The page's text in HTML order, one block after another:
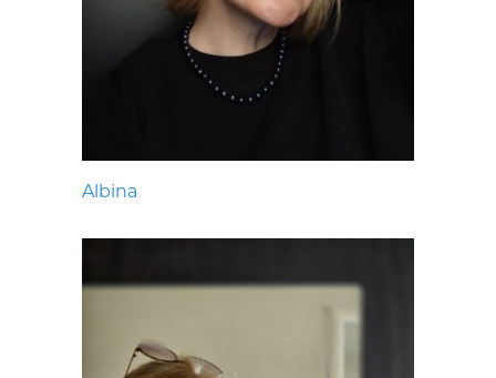
Albina